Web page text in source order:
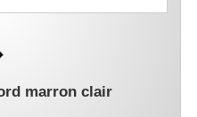
marron clair